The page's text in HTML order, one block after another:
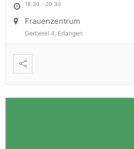
18:30 - 20:30
Frauenzentrum
Gerberei 4, Erlangen